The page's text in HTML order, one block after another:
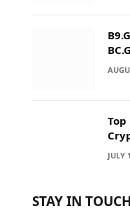
Top
JULY
STAY IN TOUCH